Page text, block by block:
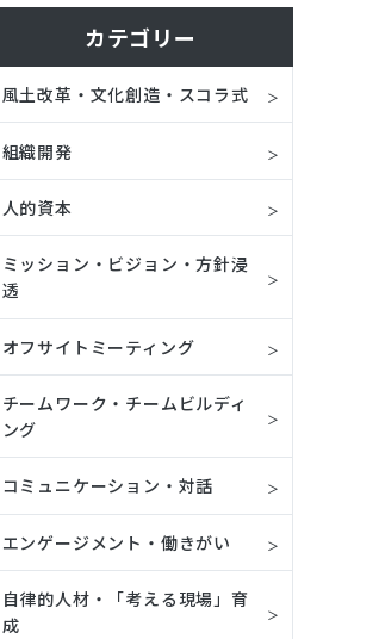
カテゴリー
風土改革・文化創造・スコラ式
組織開発
人的資本
ミッション・ビジョン・方針浸
透
オフサイトミーティング
チームワーク・チームビルディ
ング
コミュニケーション・対話
エンゲージメント・働きがい
自律的人材・「考える現場」育
成